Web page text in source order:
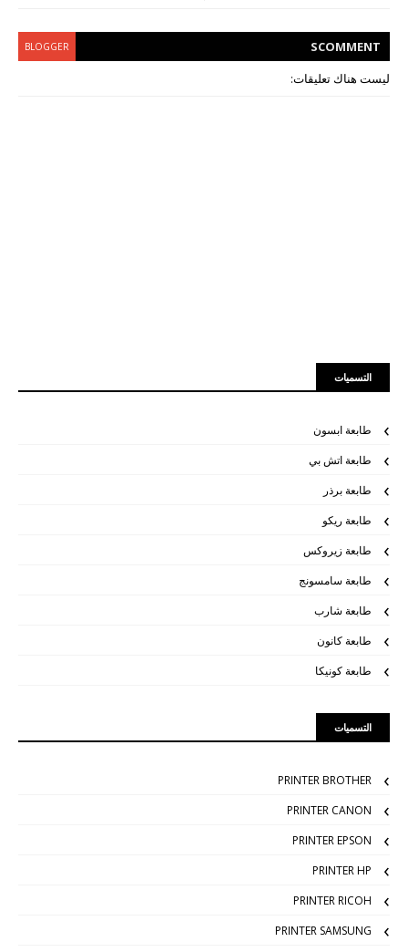
COMMENT
S
BLOGGER
ليست هناك تعليقات:
التسميات
طابعة ابسون
طابعة اتش بي
طابعة برذر
طابعة ريكو
طابعة زيروكس
طابعة سامسونج
طابعة شارب
طابعة كانون
طابعة كونيكا
التسميات
PRINTER BROTHER
PRINTER CANON
PRINTER EPSON
PRINTER HP
PRINTER RICOH
PRINTER SAMSUNG